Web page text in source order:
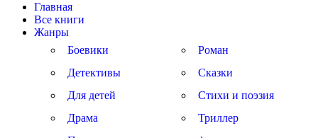
Главная
Все книги
Жанры
Боевики
Детективы
Для детей
Драма
Роман
Сказки
Стихи и поэзия
Триллер